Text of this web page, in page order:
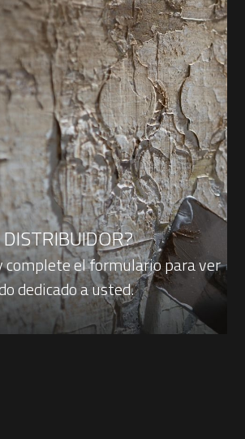
complete el formulario para ver
dedicado a usted.